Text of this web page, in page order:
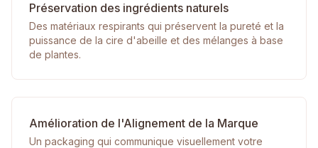
Préservation des ingrédients naturels
Des matériaux respirants qui préservent la pureté et la
puissance de la cire d'abeille et des mélanges à base
de plantes.
Amélioration de l'Alignement de la Marque
Un packaging qui communique visuellement votre